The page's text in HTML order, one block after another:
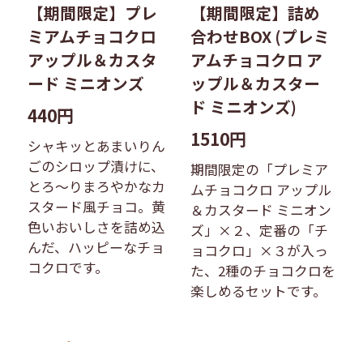
【期間限定】プレ
ミアムチョコクロ
アップル＆カスタ
ード ミニオンズ
440円
シャキッとあまいりん
ごのシロップ漬けに、
とろ〜りまろやかなカ
スタード風チョコ。黄
色いおいしさを詰め込
んだ、ハッピーなチョ
コクロです。
【期間限定】詰め
合わせBOX (プレミ
アムチョコクロ ア
ップル＆カスター
ド ミニオンズ)
1510円
期間限定の「プレミア
ムチョコクロ アップル
＆カスタード ミニオン
ズ」×２、定番の「チ
ョコクロ」×３が入っ
た、2種のチョコクロを
楽しめるセットです。